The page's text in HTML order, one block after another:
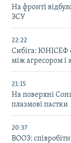
На фронті
ЗСУ
22:22
Сибіга: ЮНІСЕФ
між агресором і
21:15
На поверхні
плазмові пастки
20:37
ВООЗ: